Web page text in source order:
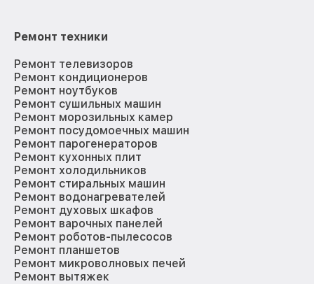
Ремонт техники
Ремонт телевизоров
Ремонт кондиционеров
Ремонт ноутбуков
Ремонт сушильных машин
Ремонт морозильных камер
Ремонт посудомоечных машин
Ремонт парогенераторов
Ремонт кухонных плит
Ремонт холодильников
Ремонт стиральных машин
Ремонт водонагревателей
Ремонт духовых шкафов
Ремонт варочных панелей
Ремонт роботов-пылесосов
Ремонт планшетов
Ремонт микроволновых печей
Ремонт вытяжек